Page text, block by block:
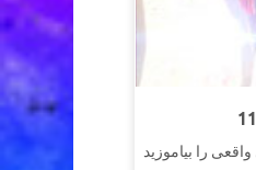
را بیاموزید